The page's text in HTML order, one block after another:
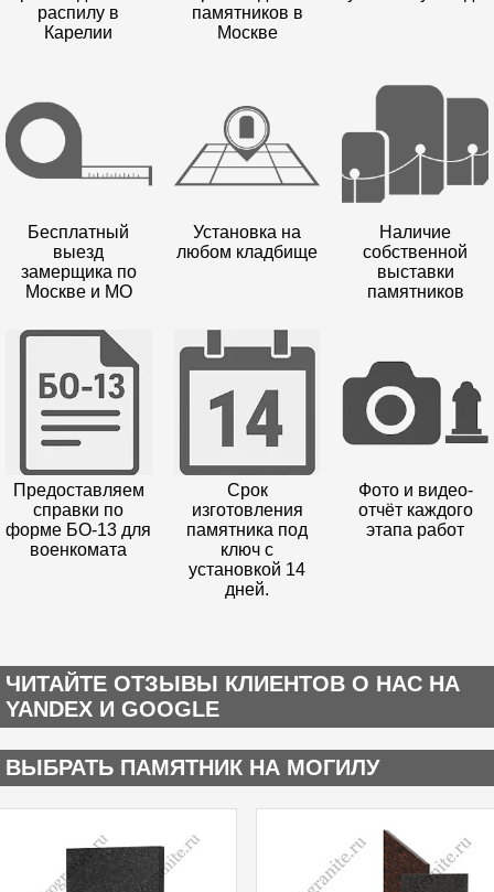
распилу в
Карелии
памятников в
Москве
Бесплатный
выезд
замерщика по
Москве и МО
Установка на
любом кладбище
Наличие
собственной
выставки
памятников
Предоставляем
справки по
форме БО-13 для
военкомата
Срок
изготовления
памятника под
ключ с
установкой 14
дней.
Фото и видео-
отчёт каждого
этапа работ
ЧИТАЙТЕ ОТЗЫВЫ КЛИЕНТОВ О НАС НА
YANDEX И GOOGLE
ВЫБРАТЬ ПАМЯТНИК НА МОГИЛУ